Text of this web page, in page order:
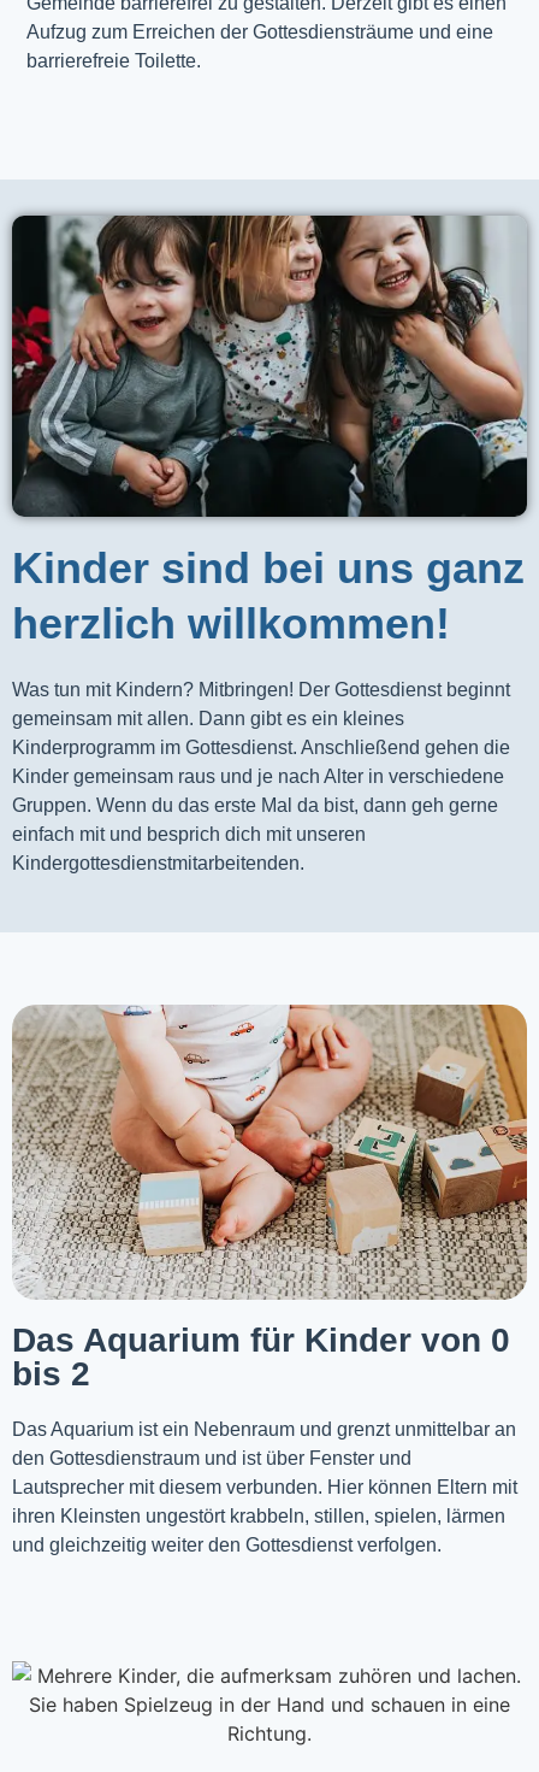
Aufzug zum Erreichen der Gottesdiensträume und eine
barrierefreie Toilette.
Kinder sind bei uns ganz
herzlich willkommen!
Was tun mit Kindern? Mitbringen! Der Gottesdienst beginnt
gemeinsam mit allen. Dann gibt es ein kleines
Kinderprogramm im Gottesdienst. Anschließend gehen die
Kinder gemeinsam raus und je nach Alter in verschiedene
Gruppen. Wenn du das erste Mal da bist, dann geh gerne
einfach mit und besprich dich mit unseren
Kindergottesdienstmitarbeitenden.
Das Aquarium für Kinder von 0
bis 2
Das Aquarium ist ein Nebenraum und grenzt unmittelbar an
den Gottesdienstraum und ist über Fenster und
Lautsprecher mit diesem verbunden. Hier können Eltern mit
ihren Kleinsten ungestört krabbeln, stillen, spielen, lärmen
und gleichzeitig weiter den Gottesdienst verfolgen.